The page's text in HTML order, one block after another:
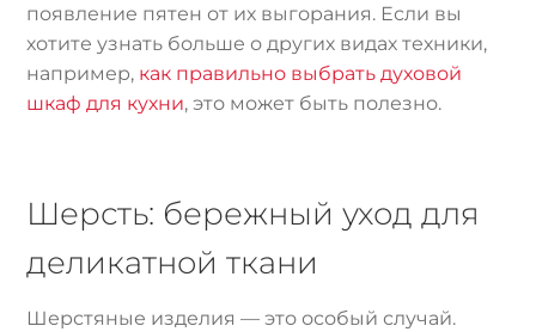
появление пятен от их выгорания. Если вы
хотите узнать больше о других видах техники,
например, как правильно выбрать духовой
шкаф для кухни, это может быть полезно.
Шерсть: бережный уход для
деликатной ткани
Шерстяные изделия — это особый случай.